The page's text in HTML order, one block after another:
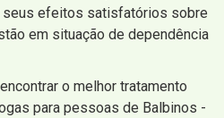
seus efeitos satisfatórios sobre
em situação de dependência
o melhor tratamento
para pessoas de Balbinos -